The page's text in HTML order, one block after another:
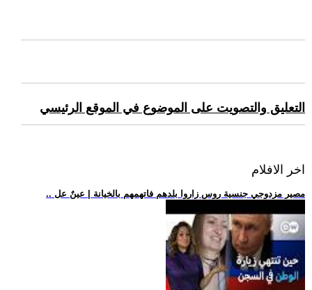
التعليق والتصويت على الموضوع في الموقع الرئيسي
اخر الافلام
.. مصير مزدوجي جنسية روس زاروا بلدهم فاتهمهم بالخيانة | عينٌ عل